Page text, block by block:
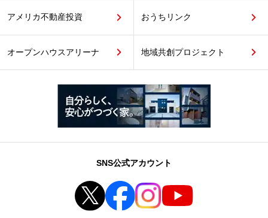
アメリカ不動産投資 おうちリンク
オープンハウスアリーナ 地域共創プロジェクト
SNS公式アカウント